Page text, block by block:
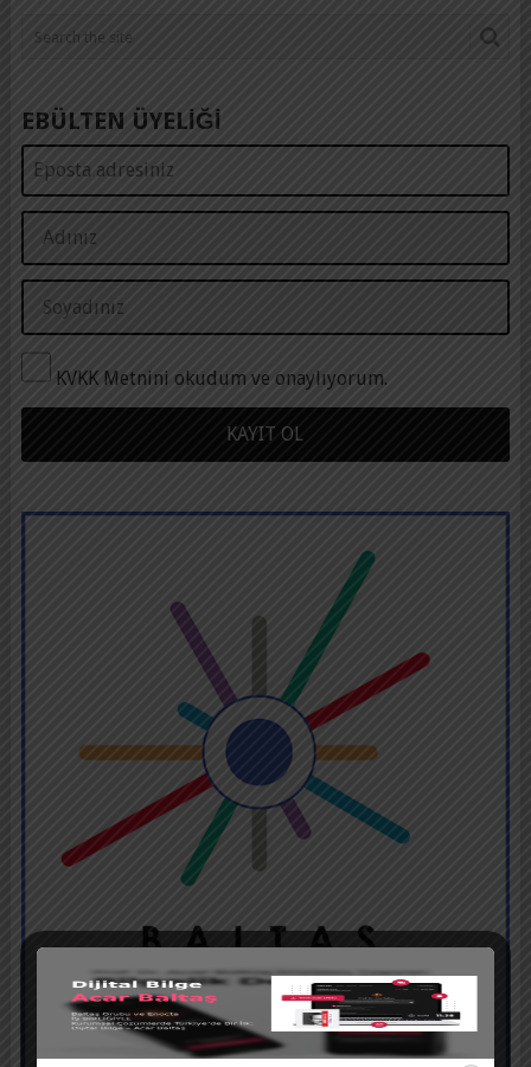
EBÜLTEN ÜYELİĞİ
KVKK Metnini okudum ve onaylıyorum.